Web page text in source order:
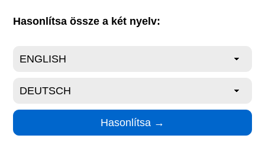
Hasonlítsa össze a két nyelv: